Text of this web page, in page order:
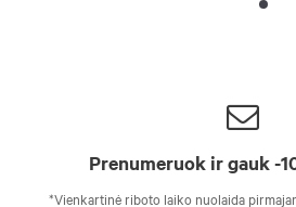
Prenumeruok ir gauk -
*Vienkartinė riboto laiko nuolaida